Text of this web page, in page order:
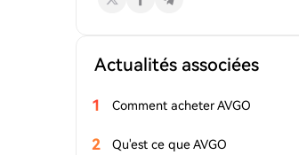
Actualités associées
1 Comment acheter AVGO
2 Qu'est ce que AVGO